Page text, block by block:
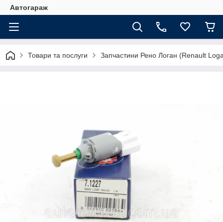
Автогараж
Товари та послуги Запчастини Рено Логан (Renault